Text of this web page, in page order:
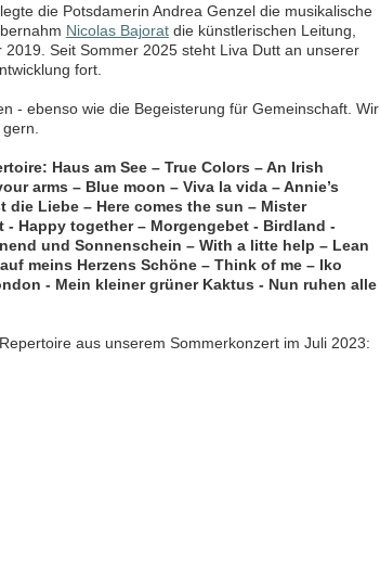
die Potsdamerin Andrea Genzel die musikalische
Nicolas Bajorat die künstlerischen Leitung,
2019. Seit Sommer 2025 steht Liva Dutt an unserer
fort.
- ebenso wie die Begeisterung für Gemeinschaft. Wir
Haus am See – True Colors – An Irish
arms – Blue moon – Viva la vida – Annie’s
die Liebe – Here comes the sun – Mister
Happy together – Morgengebet - Birdland -
und Sonnenschein – With a litte help – Lean
meins Herzens Schöne – Think of me – Iko
- Mein kleiner grüner Kaktus - Nun ruhen alle
aus unserem Sommerkonzert im Juli 2023: